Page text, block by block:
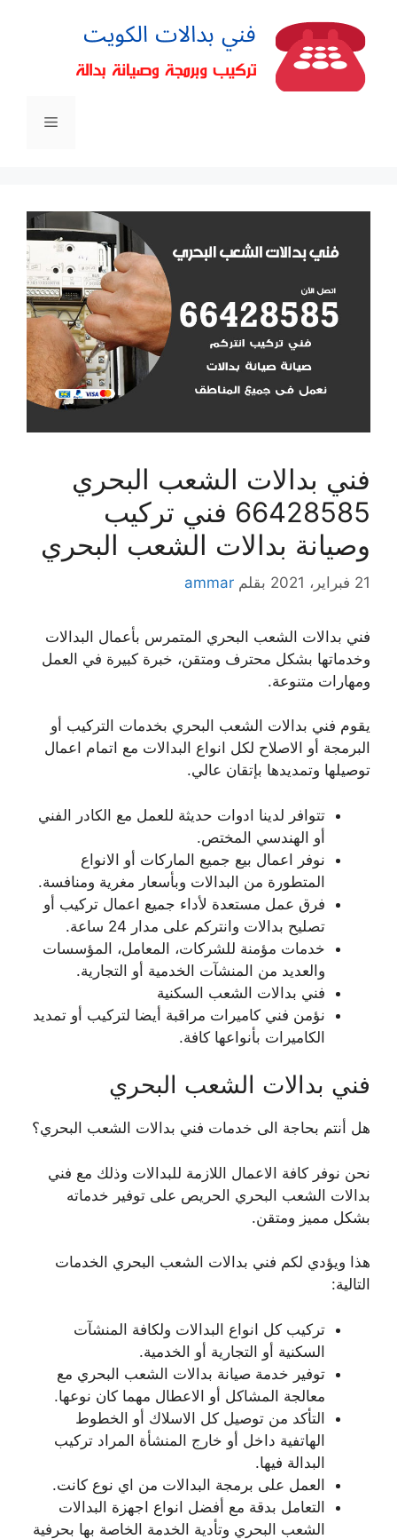
فني بدالات الشعب البحري
66428585 فني تركيب
وصيانة بدالات الشعب البحري
21 فبراير، 2021 بقلم ammar
فني بدالات الشعب البحري المتمرس بأعمال البدالات
وخدماتها بشكل محترف ومتقن، خبرة كبيرة في العمل
ومهارات متنوعة.
يقوم فني بدالات الشعب البحري بخدمات التركيب أو
البرمجة أو الاصلاح لكل انواع البدالات مع اتمام اعمال
توصيلها وتمديدها بإتقان عالي.
تتوافر لدينا ادوات حديثة للعمل مع الكادر الفني
أو الهندسي المختص.
نوفر اعمال بيع جميع الماركات أو الانواع
المتطورة من البدالات وبأسعار مغرية ومنافسة.
فرق عمل مستعدة لأداء جميع اعمال تركيب أو
تصليح بدالات وانتركم على مدار 24 ساعة.
خدمات مؤمنة للشركات، المعامل، المؤسسات
والعديد من المنشآت الخدمية أو التجارية.
فني بدالات الشعب السكنية
نؤمن فني كاميرات مراقبة أيضا لتركيب أو تمديد
الكاميرات بأنواعها كافة.
فني بدالات الشعب البحري
هل أنتم بحاجة الى خدمات فني بدالات الشعب البحري؟
نحن نوفر كافة الاعمال اللازمة للبدالات وذلك مع فني
بدالات الشعب البحري الحريص على توفير خدماته
بشكل مميز ومتقن.
هذا ويؤدي لكم فني بدالات الشعب البحري الخدمات
التالية:
تركيب كل انواع البدالات ولكافة المنشآت
السكنية أو التجارية أو الخدمية.
توفير خدمة صيانة بدالات الشعب البحري مع
معالجة المشاكل أو الاعطال مهما كان نوعها.
التأكد من توصيل كل الاسلاك أو الخطوط
الهاتفية داخل أو خارج المنشأة المراد تركيب
البدالة فيها.
العمل على برمجة البدالات من اي نوع كانت.
التعامل بدقة مع أفضل انواع اجهزة البدالات
الشعب البحري وتأدية الخدمة الخاصة بها بحرفية